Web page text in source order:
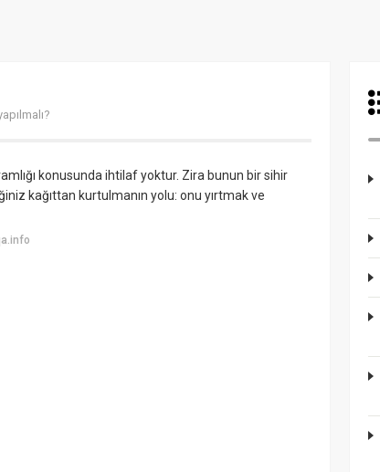
konusunda ihtilaf yoktur. Zira bunun bir sihir
kağıttan kurtulmanın yolu: onu yırtmak ve